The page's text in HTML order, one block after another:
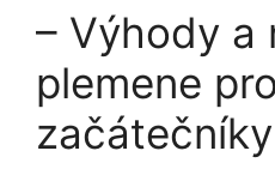
– Výhody a
plemene pro
začátečníky